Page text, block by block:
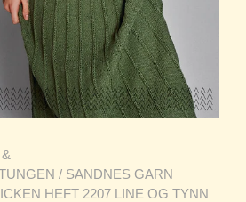
/ SANDNES GARN
HEFT 2207 LINE OG TYNN